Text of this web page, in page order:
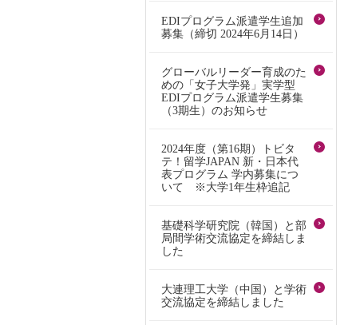
EDIプログラム派遣学生追加
募集（締切 2024年6月14日）
グローバルリーダー育成のた
めの「女子大学発」実学型
EDIプログラム派遣学生募集
（3期生）のお知らせ
2024年度（第16期）トビタ
テ！留学JAPAN 新・日本代
表プログラム 学内募集につ
いて ※大学1年生枠追記
基礎科学研究院（韓国）と部
局間学術交流協定を締結しま
した
大連理工大学（中国）と学術
交流協定を締結しました